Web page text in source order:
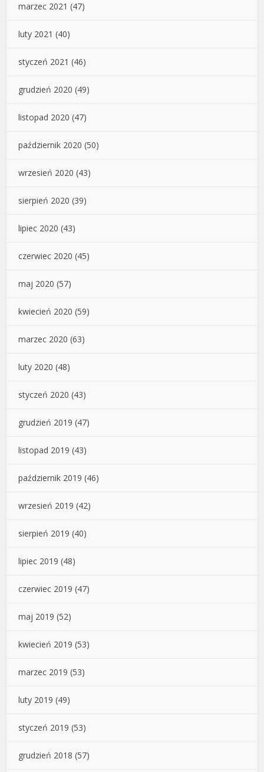
marzec 2021 (47)
luty 2021 (40)
styczeń 2021 (46)
grudzień 2020 (49)
listopad 2020 (47)
październik 2020 (50)
wrzesień 2020 (43)
sierpień 2020 (39)
lipiec 2020 (43)
czerwiec 2020 (45)
maj 2020 (57)
kwiecień 2020 (59)
marzec 2020 (63)
luty 2020 (48)
styczeń 2020 (43)
grudzień 2019 (47)
listopad 2019 (43)
październik 2019 (46)
wrzesień 2019 (42)
sierpień 2019 (40)
lipiec 2019 (48)
czerwiec 2019 (47)
maj 2019 (52)
kwiecień 2019 (53)
marzec 2019 (53)
luty 2019 (49)
styczeń 2019 (53)
grudzień 2018 (57)